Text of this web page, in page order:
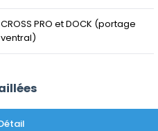
CROSS PRO et DOCK (portage
ventral)